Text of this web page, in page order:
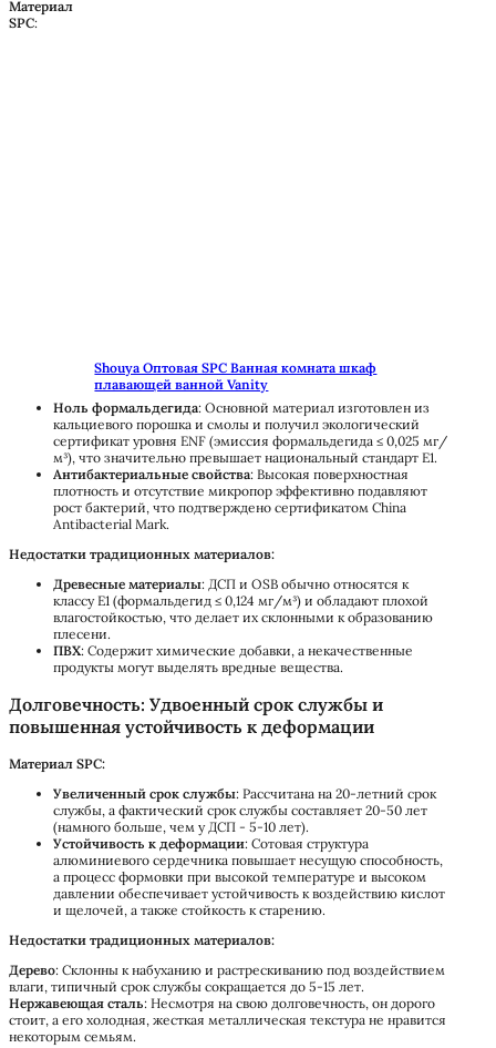
Shouya Оптовая SPC Ванная комната шкаф
плавающей ванной Vanity
Материал
SPC:
Ноль формальдегида: Основной материал изготовлен из
кальциевого порошка и смолы и получил экологический
сертификат уровня ENF (эмиссия формальдегида ≤ 0,025 мг/
м³), что значительно превышает национальный стандарт E1.
Антибактериальные свойства: Высокая поверхностная
плотность и отсутствие микропор эффективно подавляют
рост бактерий, что подтверждено сертификатом China
Antibacterial Mark.
Недостатки традиционных материалов:
Древесные материалы: ДСП и OSB обычно относятся к
классу E1 (формальдегид ≤ 0,124 мг/м³) и обладают плохой
влагостойкостью, что делает их склонными к образованию
плесени.
ПВХ: Содержит химические добавки, а некачественные
продукты могут выделять вредные вещества.
Долговечность: Удвоенный срок службы и
повышенная устойчивость к деформации
Материал SPC:
Увеличенный срок службы: Рассчитана на 20-летний срок
службы, а фактический срок службы составляет 20-50 лет
(намного больше, чем у ДСП - 5-10 лет).
Устойчивость к деформации: Сотовая структура
алюминиевого сердечника повышает несущую способность,
а процесс формовки при высокой температуре и высоком
давлении обеспечивает устойчивость к воздействию кислот
и щелочей, а также стойкость к старению.
Недостатки традиционных материалов:
Дерево: Склонны к набуханию и растрескиванию под воздействием
влаги, типичный срок службы сокращается до 5-15 лет.
Нержавеющая сталь: Несмотря на свою долговечность, он дорого
стоит, а его холодная, жесткая металлическая текстура не нравится
некоторым семьям.